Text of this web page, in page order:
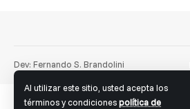
Al utilizar este sitio, usted acepta los
términos y condicionespolítica de
Dev: Fernando S. Brandolini